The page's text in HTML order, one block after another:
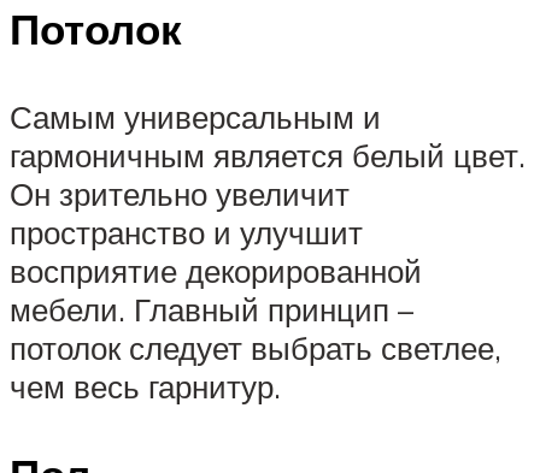
Потолок
Самым универсальным и
гармоничным является белый цвет.
Он зрительно увеличит
пространство и улучшит
восприятие декорированной
мебели. Главный принцип –
потолок следует выбрать светлее,
чем весь гарнитур.